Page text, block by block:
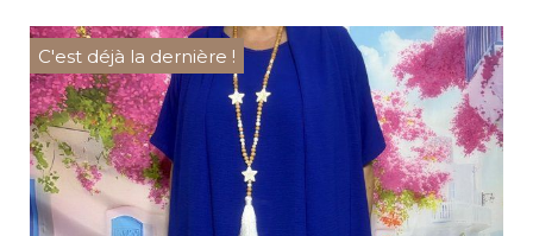
C'est déjà la dernière !